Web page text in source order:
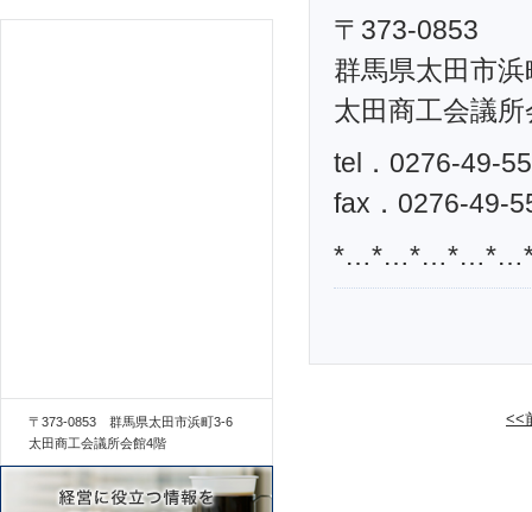
〒373-0853
群馬県太田市
太田商工会議
tel．0276-49-
fax．0276-49-
<<
〒373-0853 群馬県太田市浜町3-6
太田商工会議所会館4階